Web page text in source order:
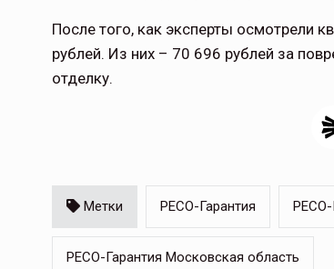
После того, как эксперты осмотрели
рублей. Из них – 70 696 рублей за
отделку.
Метки РЕСО-Гарантия РЕСО-
РЕСО-Гарантия Московская область